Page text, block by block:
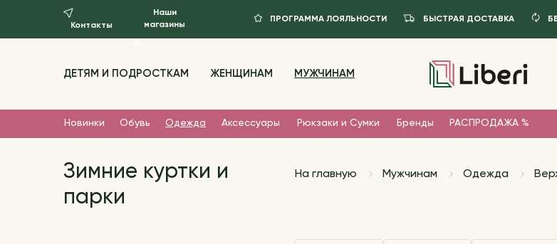
Контакты
Наши
магазины
ПРОГРАММА ЛОЯЛЬНОСТИ БЫСТРАЯ ДОСТАВКА
ДЕТЯМ И ПОДРОСТКАМ ЖЕНЩИНАМ МУЖЧИНАМ
Новинки Обувь Одежда Аксессуары Рюкзаки и Сумки Бренды РАСПРОДАЖА %
Зимние куртки и
парки
На главную Мужчинам Одежда